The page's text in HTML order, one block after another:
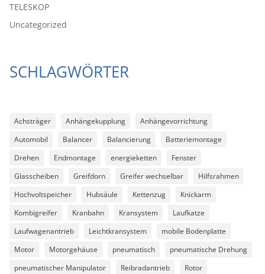
TELESKOP
Uncategorized
SCHLAGWÖRTER
Achsträger Anhängekupplung
Anhängevorrichtung
Automobil
Balancer Balancierung
Batteriemontage
Drehen
Endmontage energieketten
Fenster
Glasscheiben
Greifdorn Greifer wechselbar
Hilfsrahmen
Hochvoltspeicher
Hubsäule Kettenzug
Knickarm
Kombigreifer
Kranbahn Kransystem
Laufkatze
Laufwagenantrieb
Leichtkransystem
mobile Bodenplatte
Motor
Motorgehäuse pneumatisch
pneumatische Drehung
pneumatischer Manipulator
Reibradantrieb
Rotor